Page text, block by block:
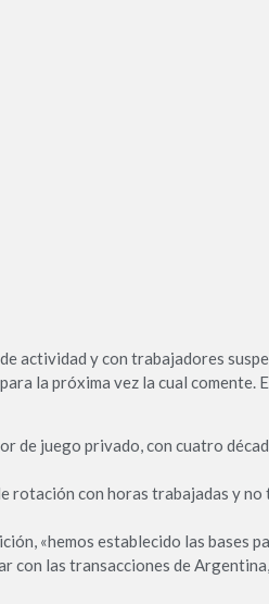
actividad y con trabajadores
la próxima vez la cual comente.
de juego privado, con cuatro
rotación con horas trabajadas y no
«hemos establecido las bases
las transacciones de